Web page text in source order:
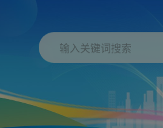
输入关键词搜索